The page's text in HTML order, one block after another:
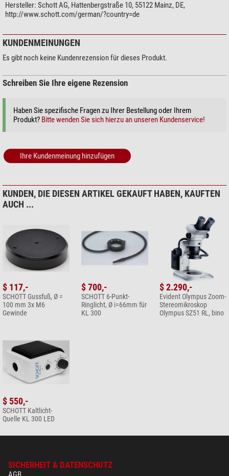
Hersteller: Schott AG, Hattenbergstraße 10, 55122 Mainz, DE,
http://www.schott.com/german/?country=de
KUNDENMEINUNGEN
Es gibt noch keine Kundenrezension für dieses Produkt.
Schreiben Sie Ihre eigene Rezension
Haben Sie spezifische Fragen zu Ihrer Bestellung oder Ihrem
Produkt? Bitte wenden Sie sich hierzu an unseren Kundenservice!
Ihre Kundenmeinung hinzufügen
KUNDEN, DIE DIESEN ARTIKEL GEKAUFT HABEN, KAUFTEN
AUCH ...
$ 117,-
SCHOTT Gussfuß, Ø =
100 mm 3x M6
Gewinde
$ 700,-
SCHOTT 6-Punkt-
Ringlicht, Ø i=66mm für
KL 300
$ 2.290,-
Evident Olympus Zoom-
Stereomikroskop
Olympus SZ51 RL, bino
$ 550,-
SCHOTT Kaltlicht-
Quelle KL 300 LED
SICHERHEIT & DATENSCHUTZ